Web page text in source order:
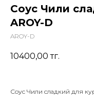
Соус Чили
AROY-D
AROY-D
10400,00 тг.
Соус Чили сладкий для